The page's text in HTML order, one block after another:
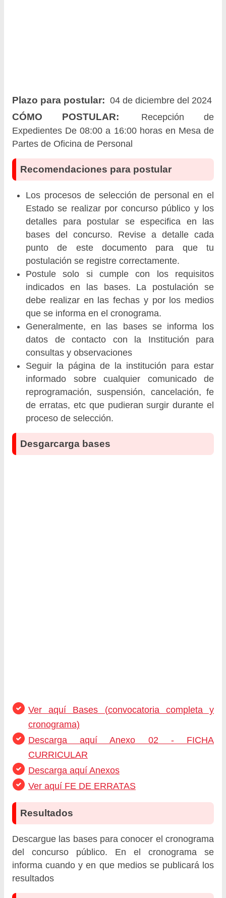
Plazo para postular: 04 de diciembre del 2024
CÓMO POSTULAR:
Recepción de
Expedientes De 08:00 a 16:00 horas en Mesa de
Partes de Oficina de Personal
Recomendaciones para postular
Los procesos de selección de personal en el
Estado se realizar por concurso público y los
detalles para postular se especifica en las
bases del concurso. Revise a detalle cada
punto de este documento para que tu
postulación se registre correctamente.
Postule solo si cumple con los requisitos
indicados en las bases. La postulación se
debe realizar en las fechas y por los medios
que se informa en el cronograma.
Generalmente, en las bases se informa los
datos de contacto con la Institución para
consultas y observaciones
Seguir la página de la institución para estar
informado sobre cualquier comunicado de
reprogramación, suspensión, cancelación, fe
de erratas, etc que pudieran surgir durante el
proceso de selección.
Desgarcarga bases
Ver aquí Bases (convocatoria completa y
cronograma)
Descarga aquí Anexo 02 - FICHA
CURRICULAR
Descarga aquí Anexos
Ver aquí FE DE ERRATAS
Resultados
Descargue las bases para conocer el cronograma
del concurso público. En el cronograma se
informa cuando y en que medios se publicará los
resultados